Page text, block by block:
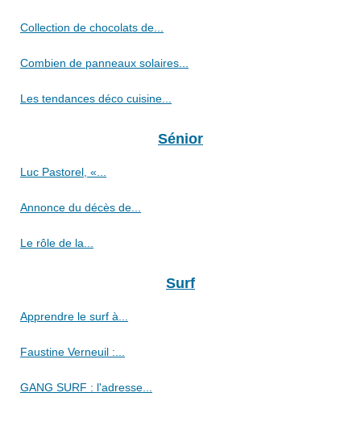
Collection de chocolats de...
Combien de panneaux solaires...
Les tendances déco cuisine...
Sénior
Luc Pastorel, «...
Annonce du décès de...
Le rôle de la...
Surf
Apprendre le surf à...
Faustine Verneuil :...
GANG SURF : l'adresse...